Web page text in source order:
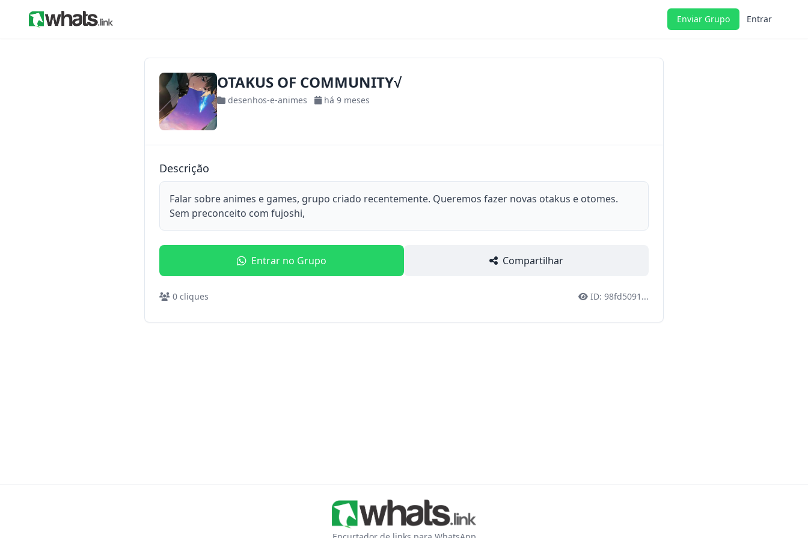
Enviar Grupo Entrar
OTAKUS OF COMMUNITY√
desenhos-e-animes há 9 meses
Descrição
Falar sobre animes e games, grupo criado recentemente. Queremos fazer novas otakus e otomes.
Sem preconceito com fujoshi,
Entrar no Grupo Compartilhar
0 cliques ID: 98fd5091 ...